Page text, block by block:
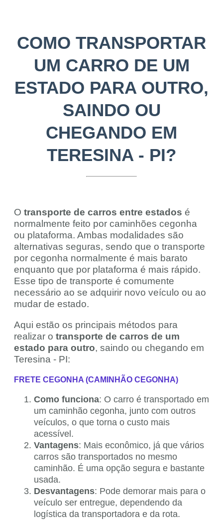
COMO TRANSPORTAR
UM CARRO DE UM
ESTADO PARA OUTRO,
SAINDO OU
CHEGANDO EM
TERESINA - PI?
O transporte de carros entre estados é
normalmente feito por caminhões cegonha
ou plataforma. Ambas modalidades são
alternativas seguras, sendo que o transporte
por cegonha normalmente é mais barato
enquanto que por plataforma é mais rápido.
Esse tipo de transporte é comumente
necessário ao se adquirir novo veículo ou ao
mudar de estado.
Aqui estão os principais métodos para
realizar o transporte de carros de um
estado para outro, saindo ou chegando em
Teresina - PI:
FRETE CEGONHA (CAMINHÃO CEGONHA)
Como funciona: O carro é transportado em
um caminhão cegonha, junto com outros
veículos, o que torna o custo mais
acessível.
Vantagens: Mais econômico, já que vários
carros são transportados no mesmo
caminhão. É uma opção segura e bastante
usada.
Desvantagens: Pode demorar mais para o
veículo ser entregue, dependendo da
logística da transportadora e da rota.